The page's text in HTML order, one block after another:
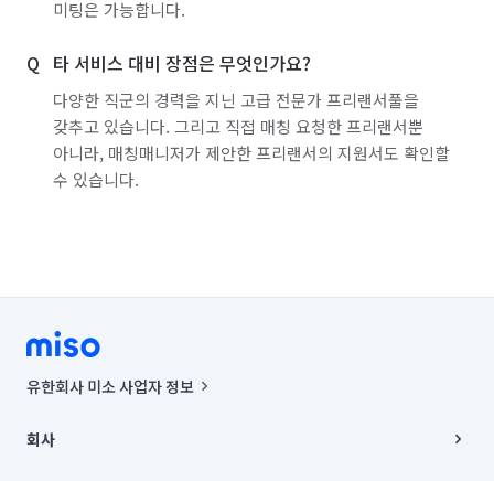
미팅은 가능합니다.
타 서비스 대비 장점은 무엇인가요?
다양한 직군의 경력을 지닌 고급 전문가 프리랜서풀을
갖추고 있습니다. 그리고 직접 매칭 요청한 프리랜서뿐
아니라, 매칭매니저가 제안한 프리랜서의 지원서도 확인할
수 있습니다.
유한회사 미소 사업자 정보
00019 |
회사